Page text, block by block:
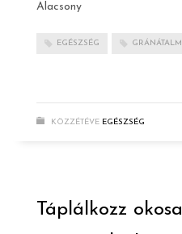
Alacsony
EGÉSZSÉG
KÖZZÉTÉVE EGÉSZSÉG
Táplálkozz